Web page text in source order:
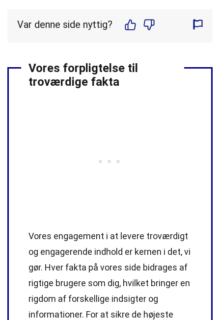
Var denne side nyttig?
Vores forpligtelse til
troværdige fakta
Vores engagement i at levere troværdigt
og engagerende indhold er kernen i det, vi
gør. Hver fakta på vores side bidrages af
rigtige brugere som dig, hvilket bringer en
rigdom af forskellige indsigter og
informationer. For at sikre de højeste